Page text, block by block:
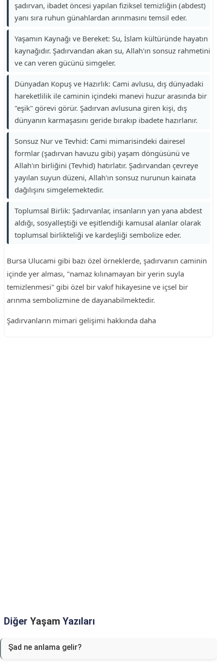
şadırvan, ibadet öncesi yapılan fiziksel temizliğin (abdest)
yanı sıra ruhun günahlardan arınmasını temsil eder.
Yaşamın Kaynağı ve Bereket: Su, İslam kültüründe hayatın
kaynağıdır. Şadırvandan akan su, Allah'ın sonsuz rahmetini
ve can veren gücünü simgeler.
Dünyadan Kopuş ve Hazırlık: Cami avlusu, dış dünyadaki
hareketlilik ile caminin içindeki manevi huzur arasında bir
"eşik" görevi görür. Şadırvan avlusuna giren kişi, dış
dünyanın karmaşasını geride bırakıp ibadete hazırlanır.
Sonsuz Nur ve Tevhid: Cami mimarisindeki dairesel
formlar (şadırvan havuzu gibi) yaşam döngüsünü ve
Allah'ın birliğini (Tevhid) hatırlatır. Şadırvandan çevreye
yayılan suyun düzeni, Allah'ın sonsuz nurunun kainata
dağılışını simgelemektedir.
Toplumsal Birlik: Şadırvanlar, insanların yan yana abdest
aldığı, sosyalleştiği ve eşitlendiği kamusal alanlar olarak
toplumsal birlikteliği ve kardeşliği sembolize eder.
Bursa Ulucami gibi bazı özel örneklerde, şadırvanın caminin
içinde yer alması, "namaz kılınamayan bir yerin suyla
temizlenmesi" gibi özel bir vakıf hikayesine ve içsel bir
arınma sembolizmine de dayanabilmektedir.
Şadırvanların mimari gelişimi hakkında daha
Diğer Yaşam Yazıları
Şad ne anlama gelir?